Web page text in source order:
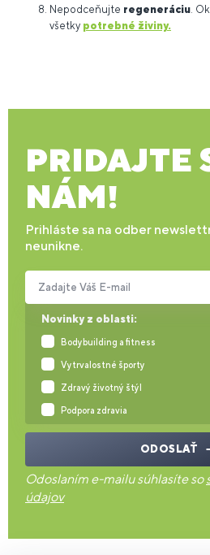
Nepodceňujte regeneráciu .
všetky potrebné živiny.
PRIDAJTE
NÁM!
Prihláste sa na odber
neunikne.
Novinky z oblasti:
Bodybuilding a fitness
Vytrvalostné športy
Zdravý životný štýl
Podpora zdravia
Zadajte Váš E-mail
ODOSLAŤ
Odoslaním e-mailu súhlasíte so
údajov